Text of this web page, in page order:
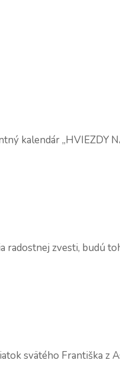
kalendár „HVIEZDY
zvesti, budú
svätého Františka z